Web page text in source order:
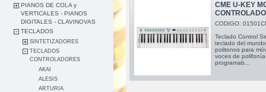
PIANOS DE COLA y
VERTICALES - PIANOS
DIGITALES - CLAVINOVAS
TECLADOS
SINTETIZADORES
TECLADOS
CONTROLADORES
AKAI
ALESIS
ARTURIA
CME U-KEY
CODIGO:
Teclado Control
teclado del
politonos para
voces de
programab...